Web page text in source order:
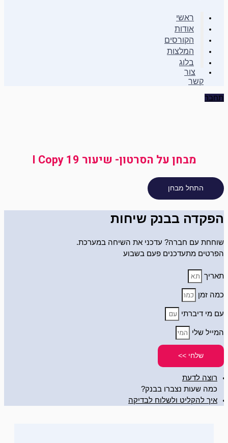
ראשי
אודות
הקורסים
המלצות
בלוג
צור
קשר
התחבר
מבחן על הסרטון- שיעור 19 I Copy
הפקדה בבנק שיחות
שוחחת עם חברה? עדכני את השיחה במערכת.
הפרטים מתעדכנים פעם בשבוע
תאריך
כמה זמן
עם מי דיברתי
המייל שלי
שלחי >>
רוצה לדעת
כמה שעות נצברו בבנק?
איך להקליט ולשלוח לבדיקה